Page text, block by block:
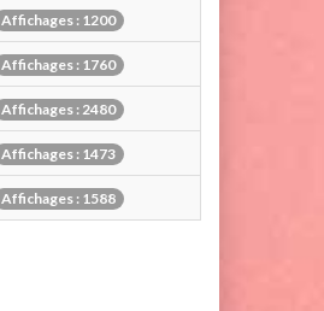
Affichages : 1200
Affichages : 1760
Affichages : 2480
Affichages : 1473
Affichages : 1588